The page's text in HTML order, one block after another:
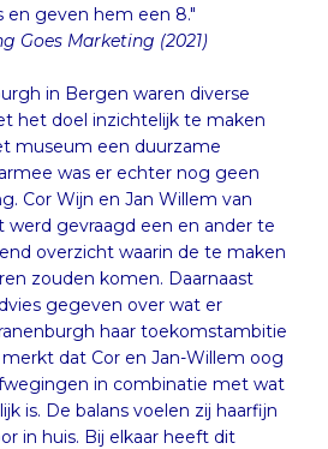
en geven hem een 8."
Goes Marketing (2021)
in Bergen waren diverse
het doel inzichtelijk te maken
museum een duurzame
was er echter nog geen
Cor Wijn en Jan Willem van
werd gevraagd een en ander te
overzicht waarin de te maken
zouden komen. Daarnaast
gegeven over wat er
haar toekomstambitie
dat Cor en Jan-Willem oog
in combinatie met wat
is. De balans voelen zij haarfijn
in huis. Bij elkaar heeft dit